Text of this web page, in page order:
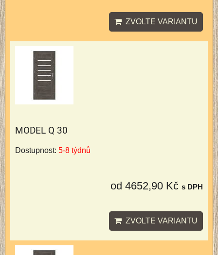
ZVOLTE VARIANTU
MODEL Q 30
Dostupnost: 5-8 týdnů
od 4652,90 Kč s DPH
ZVOLTE VARIANTU